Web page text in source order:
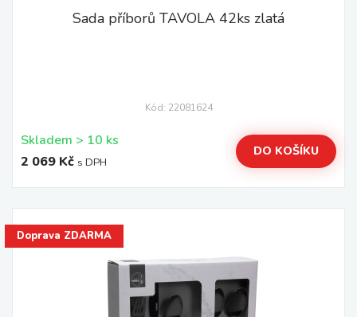
Sada příborů TAVOLA 42ks zlatá
Kód: 22081624
Skladem > 10 ks
2 069 Kč s DPH
DO KOŠÍKU
Doprava ZDARMA